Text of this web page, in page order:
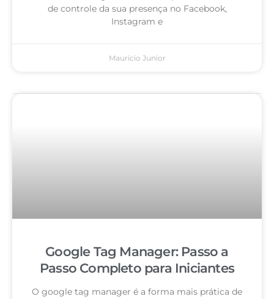
de controle da sua presença no Facebook,
Instagram e
Mauricio Junior
Google Tag Manager: Passo a
Passo Completo para Iniciantes
O google tag manager é a forma mais prática de